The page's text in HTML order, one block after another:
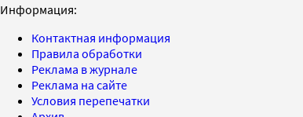
Информация:
Контактная информация
Правила обработки
Реклама в журнале
Реклама на сайте
Условия перепечатки